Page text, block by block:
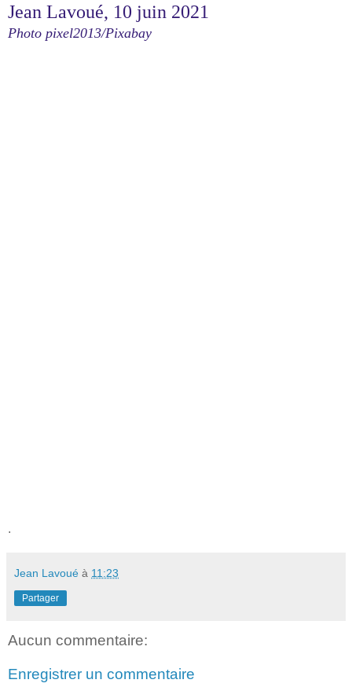
Jean Lavoué, 10 juin 2021
Photo pixel2013/Pixabay
.
Jean Lavoué à 11:23
Partager
Aucun commentaire:
Enregistrer un commentaire